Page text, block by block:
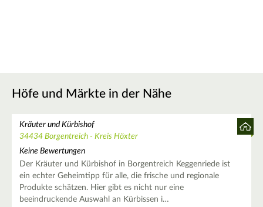
Höfe und Märkte in der Nähe
Kräuter und Kürbishof
34434 Borgentreich - Kreis Höxter
Keine Bewertungen
Der Kräuter und Kürbishof in Borgentreich Keggenriede ist
ein echter Geheimtipp für alle, die frische und regionale
Produkte schätzen. Hier gibt es nicht nur eine
beeindruckende Auswahl an Kürbissen i…